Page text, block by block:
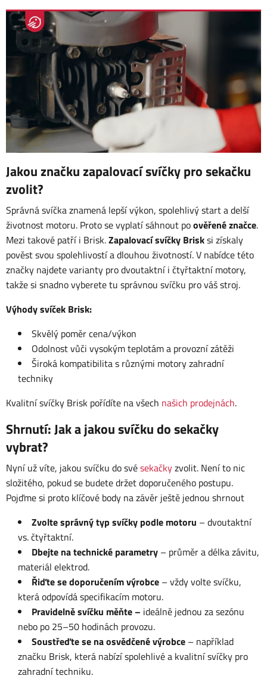
Jakou značku zapalovací svíčky pro sekačku
zvolit?
Správná svíčka znamená lepší výkon, spolehlivý start a delší
životnost motoru. Proto se vyplatí sáhnout poověřenéznačce.
Mezi takové patří i Brisk.Zapalovací svíčky Brisksi získaly
pověst svou spolehlivostí a dlouhou životností. V nabídce této
značky najdete varianty pro dvoutaktní i čtyřtaktní motory,
takže si snadno vyberete tu správnou svíčku pro váš stroj.
Výhody svíček Brisk:
Skvělý poměr cena/výkon
Odolnost vůči vysokým teplotám a provozní zátěži
Široká kompatibilita s různými motory zahradní
techniky
Kvalitní svíčky Brisk pořídíte na všech našich prodejnách.
Shrnutí: Jak a jakou svíčku do sekačky
vybrat?
Nyní už víte, jakou svíčku do svésekačkyzvolit. Není to nic
složitého, pokud se budete držet doporučeného postupu.
Pojďme si proto klíčové body na závěr ještě jednou shrnout
Zvolte správný typ svíčky podle motoru – dvoutaktní
vs. čtyřtaktní.
Dbejte na technické parametry – průměr a délka závitu,
materiál elektrod.
Řiďte se doporučením výrobce – vždy volte svíčku,
která odpovídá specifikacím motoru.
Pravidelně svíčku měňte – ideálně jednou za sezónu
nebo po 25–50 hodinách provozu.
Soustřeďte se na osvědčené výrobce – například
značku Brisk, která nabízí spolehlivé a kvalitní svíčky pro
zahradní techniku.